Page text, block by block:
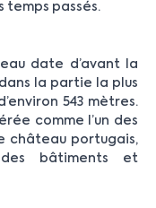
temps passés.
date d’avant la
la partie la plus
543 mètres.
comme l’un des
château portugais,
bâtiments et